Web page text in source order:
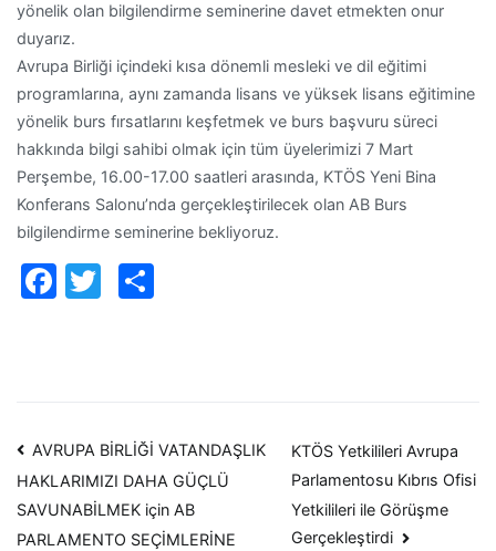
yönelik olan bilgilendirme seminerine davet etmekten onur
duyarız.
Avrupa Birliği içindeki kısa dönemli mesleki ve dil eğitimi
programlarına, aynı zamanda lisans ve yüksek lisans eğitimine
yönelik burs fırsatlarını keşfetmek ve burs başvuru süreci
hakkında bilgi sahibi olmak için tüm üyelerimizi 7 Mart
Perşembe, 16.00-17.00 saatleri arasında, KTÖS Yeni Bina
Konferans Salonu’nda gerçekleştirilecek olan AB Burs
bilgilendirme seminerine bekliyoruz.
Facebook
Twitter
Yazı
dolaşımı
AVRUPA BİRLİĞİ VATANDAŞLIK
HAKLARIMIZI DAHA GÜÇLÜ
SAVUNABİLMEK için AB
PARLAMENTO SEÇİMLERİNE
KTÖS Yetkilileri Avrupa
Parlamentosu Kıbrıs Ofisi
Yetkilileri ile Görüşme
Gerçekleştirdi